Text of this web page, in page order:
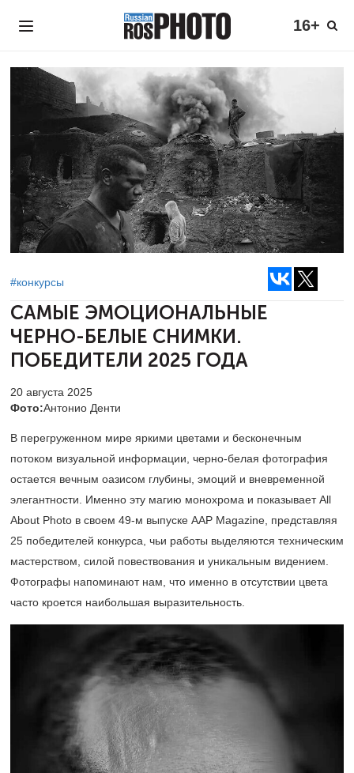
16+
#конкурсы
САМЫЕ ЭМОЦИОНАЛЬНЫЕ
ЧЕРНО-БЕЛЫЕ СНИМКИ.
ПОБЕДИТЕЛИ 2025 ГОДА
20 августа 2025
Фото:Антонио Денти
В перегруженном мире яркими цветами и бесконечным
потоком визуальной информации, черно-белая фотография
остается вечным оазисом глубины, эмоций и вневременной
элегантности. Именно эту магию монохрома и показывает All
About Photo в своем 49-м выпуске AAP Magazine, представляя
25 победителей конкурса, чьи работы выделяются техническим
мастерством, силой повествования и уникальным видением.
Фотографы напоминают нам, что именно в отсутствии цвета
часто кроется наибольшая выразительность.